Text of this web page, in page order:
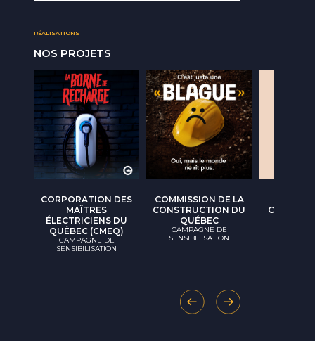
RÉALISATIONS
NOS PROJETS
CORPORATION DES
MAÎTRES
ÉLECTRICIENS DU
QUÉBEC (CMEQ)
CAMPAGNE DE
SENSIBILISATION
COMMISSION DE LA
CONSTRUCTION DU
QUÉBEC
CAMPAGNE DE
SENSIBILISATION